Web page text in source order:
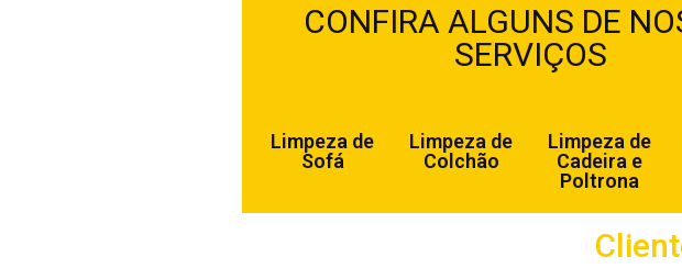
CONFIRA ALGUNS DE
SERVIÇOS
Limpeza de
Sofá
Limpeza de
Colchão
Limpeza de
Cadeira e
Poltrona